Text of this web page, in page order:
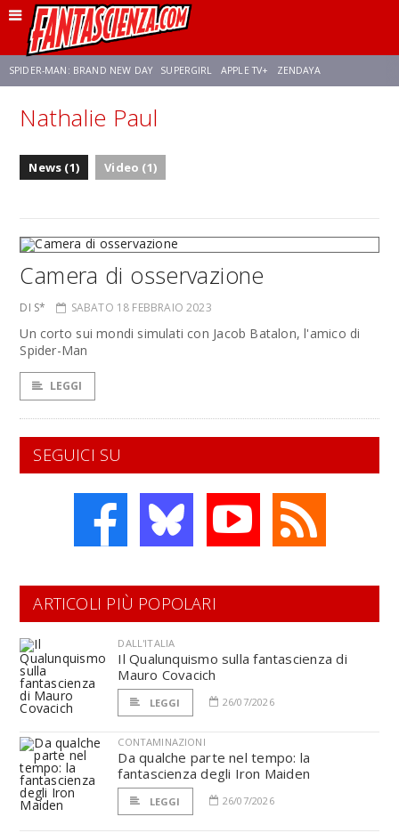
SPIDER-MAN: BRAND NEW DAY SUPERGIRL APPLE TV+ ZENDAYA
FRANCO RICCIARDIELLO AVENGERS: DOOMSDAY
Nathalie Paul
News (1) Video (1)
Camera di osservazione
DI S* SABATO 18 FEBBRAIO 2023
Un corto sui mondi simulati con Jacob Batalon, l'amico di
Spider-Man
LEGGI
SEGUICI SU
ARTICOLI PIÙ POPOLARI
DALL'ITALIA
Il Qualunquismo sulla fantascienza di
Mauro Covacich
LEGGI 26/07/2026
CONTAMINAZIONI
Da qualche parte nel tempo: la
fantascienza degli Iron Maiden
LEGGI 26/07/2026